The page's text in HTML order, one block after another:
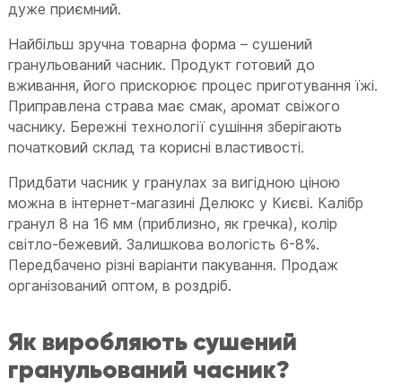
дуже приємний.
Найбільш зручна товарна форма – сушений
гранульований часник. Продукт готовий до
вживання, його прискорює процес приготування їжі.
Приправлена страва має смак, аромат свіжого
часнику. Бережні технології сушіння зберігають
початковий склад та корисні властивості.
Придбати часник у гранулах за вигідною ціною
можна в інтернет-магазині Делюкс у Києві. Калібр
гранул 8 на 16 мм (приблизно, як гречка), колір
світло-бежевий. Залишкова вологість 6-8%.
Передбачено різні варіанти пакування. Продаж
організований оптом, в роздріб.
Як виробляють сушений
гранульований часник?